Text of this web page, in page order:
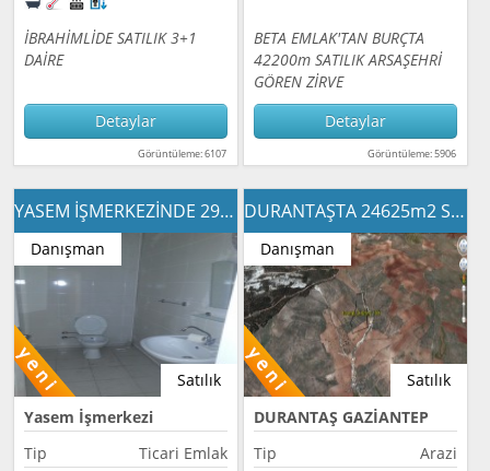
İBRAHİMLİDE SATILIK 3+1
DAİRE
Detaylar
Görüntüleme: 6107
BETA EMLAK'TAN BURÇTA
42200m SATILIK ARSAŞEHRİ
GÖREN ZİRVE
ÜZERİNDEETRAFINDA…
Detaylar
Görüntüleme: 5906
YASEM İŞMERKEZİNDE 290m KİRALIK İŞYERİ
Satılık
Danışman
Yasem İşmerkezi
Gaziantep
Tip Ticari Emlak
DURANTAŞTA 24625m2 SATILIK ARSA
Satılık
Danışman
DURANTAŞ GAZİANTEP
Tip
Arazi